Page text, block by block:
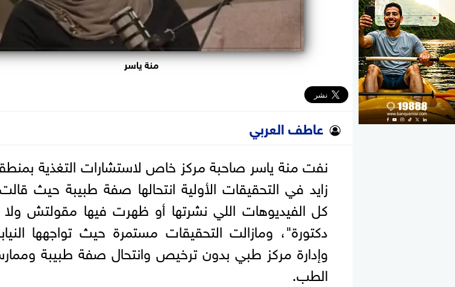
منة ياسر
عاطف العربي
نفت منة ياسر صاحبة مركز خاص لاستشارات التغذية
زايد في التحقيقات الأولية انتحالها صفة طبيبة حيث
كل الفيديوهات اللي نشرتها أو ظهرت فيها مقولتش
دكتورة"، ومازالت التحقيقات مستمرة حيث تواجهها
وإدارة مركز طبي بدون ترخيص وانتحال صفة طبيبة
الطب.